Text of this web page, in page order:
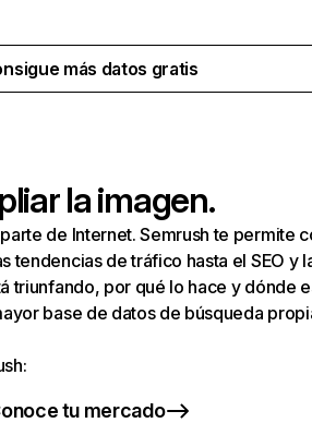
más datos gratis
la imagen.
de Internet. Semrush te permite
de tráfico hasta el SEO y
triunfando, por qué lo hace y dónde
base de datos de búsqueda
tu mercado